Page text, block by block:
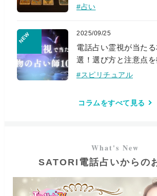
べ～
#占い
2025/09/25
電話占い霊視が当た
選！選び方と注意点
#スピリチュアル
コラムをすべて見る
SATORI電話占いからの